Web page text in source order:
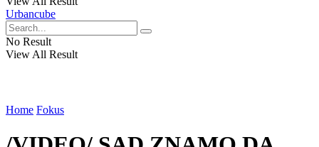
Urbancube
No Result
View All Result
Home Fokus